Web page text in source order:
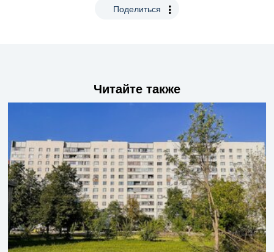
Поделиться
Читайте также